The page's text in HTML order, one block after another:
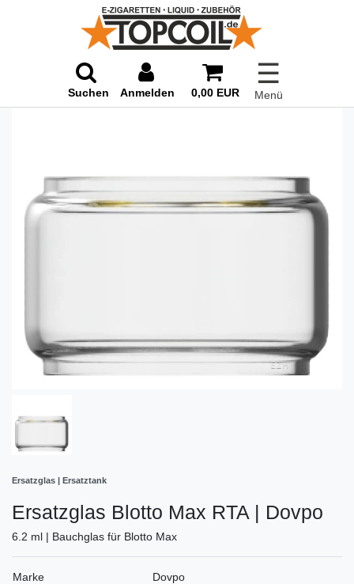
Suchen Anmelden 0,00 EUR
☰
Menü
Ersatzglas | Ersatztank
Ersatzglas Blotto Max RTA | Dovpo
6.2 ml | Bauchglas für Blotto Max
Marke
Dovpo